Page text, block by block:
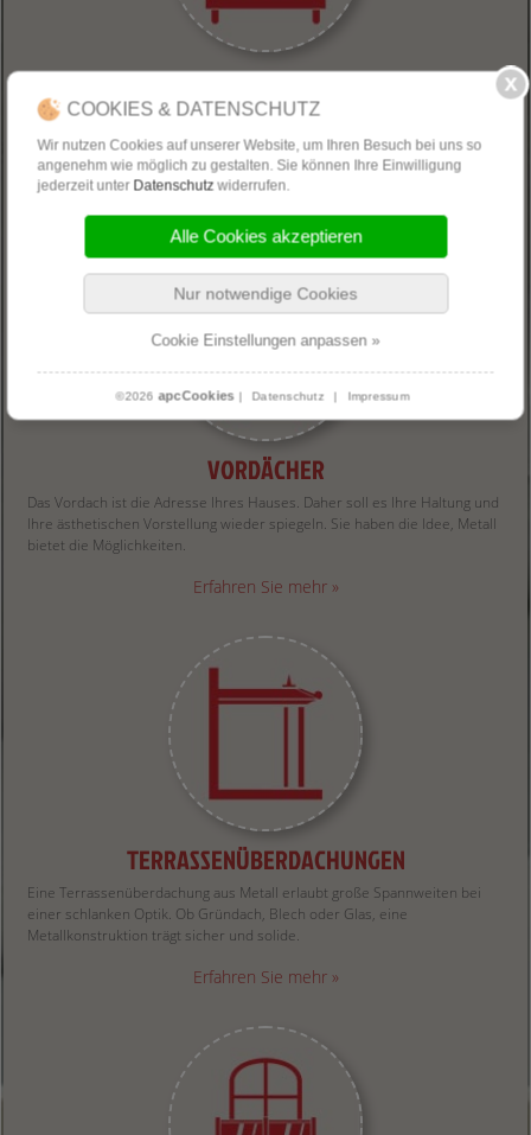
BALKONE
Ob freistehende Balkonanlage oder angehängter Einzelbalkon, in
Metallbauweise kann ein Balkon auf jede technische und gestalterische
Anforderung gezielt reagieren.
Erfahren Sie mehr »
VORDÄCHER
Das Vordach ist die Adresse Ihres Hauses. Daher soll es Ihre Haltung und
Ihre ästhetischen Vorstellung wieder spiegeln. Sie haben die Idee, Metall
bietet die Möglichkeiten.
Erfahren Sie mehr »
TERRASSENÜBERDACHUNGEN
Eine Terrassenüberdachung aus Metall erlaubt große Spannweiten bei
einer schlanken Optik. Ob Gründach, Blech oder Glas, eine
Metallkonstruktion trägt sicher und solide.
Erfahren Sie mehr »
COOKIES & DATENSCHUTZ
Wir nutzen Cookies auf unserer Website, um Ihren Besuch bei uns so
angenehm wie möglich zu gestalten. Sie können Ihre Einwilligung
jederzeit unter Datenschutz widerrufen.
Alle Cookies akzeptieren
Nur notwendige Cookies
Cookie Einstellungen anpassen »
©2026apcCookies| Datenschutz | Impressum